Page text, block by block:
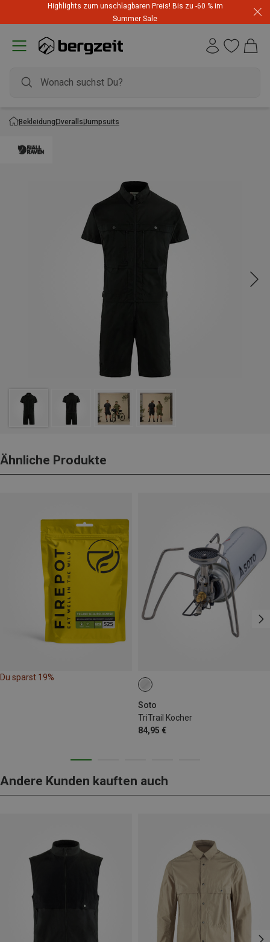
Highlights zum unschlagbaren Preis! Bis zu -60 % im
Summer Sale
BekleidungOverallsJumpsuits
Ähnliche Produkte
Du sparst 19%
Soto
TriTrail Kocher
84,95 €
Andere Kunden kauften auch